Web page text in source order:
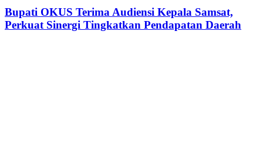
Transformasi
Digital
Terima
Audiensi
Kepala
Bupati OKUS Terima Audiensi Kepala Samsat,
Perkuat Sinergi Tingkatkan Pendapatan Daerah